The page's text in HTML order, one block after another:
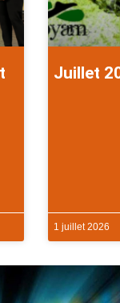
Juillet
1 juillet 2026